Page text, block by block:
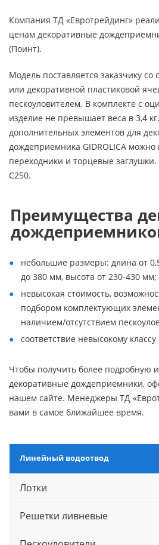
Компания ТД «Евротрейдинг»
ценам декоративные
(Поинт).
Модель поставляется заказчику
или декоративной пластиковой
пескоуловителем. В комплекте с
изделие не превышает веса в 3,4
дополнительных элементов для
дождеприемника GIDROLICA можно
переходники и торцевые заглушки.
С250.
Преимущества
небольшие размеры: длина от
до 380 мм, высота от 230-430 мм;
невысокая стоимость,
подбором комплектующих
наличием/отсутствием
соответствие невысокому
Чтобы получить более подробную
декоративные дождеприемники,
нашем сайте. Менеджеры ТД
вами в самое ближайшее время.
Линейный водоотвод
Лотки
Решетки ливневые